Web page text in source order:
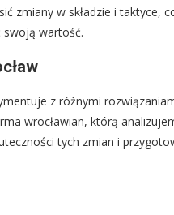
zmiany w składzie i taktyce,
swoją wartość.
z różnymi
wrocławian, którą
tych zmian i